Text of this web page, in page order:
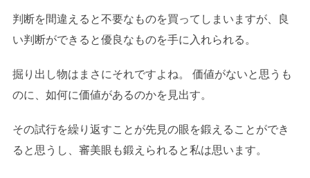
判断を間違えると不要なものを買ってしまいますが、良
い判断ができると優良なものを手に入れられる。
掘り出し物はまさにそれですよね。 価値がないと思うも
のに、如何に価値があるのかを見出す。
その試行を繰り返すことが先見の眼を鍛えることができ
ると思うし、審美眼も鍛えられると私は思います。